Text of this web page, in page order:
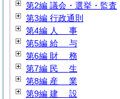
第2編 議会・選挙・監査
第3編 行政通則
第4編 人 事
第5編 給 与
第6編 財 務
第7編 民 生
第8編 産 業
第9編 建 設